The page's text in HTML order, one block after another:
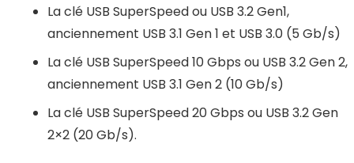
La clé USB SuperSpeed ou USB 3.2 Gen1,
anciennement USB 3.1 Gen 1 et USB 3.0 (5 Gb/s)
La clé USB SuperSpeed 10 Gbps ou USB 3.2 Gen 2,
anciennement USB 3.1 Gen 2 (10 Gb/s)
La clé USB SuperSpeed 20 Gbps ou USB 3.2 Gen
2×2 (20 Gb/s).